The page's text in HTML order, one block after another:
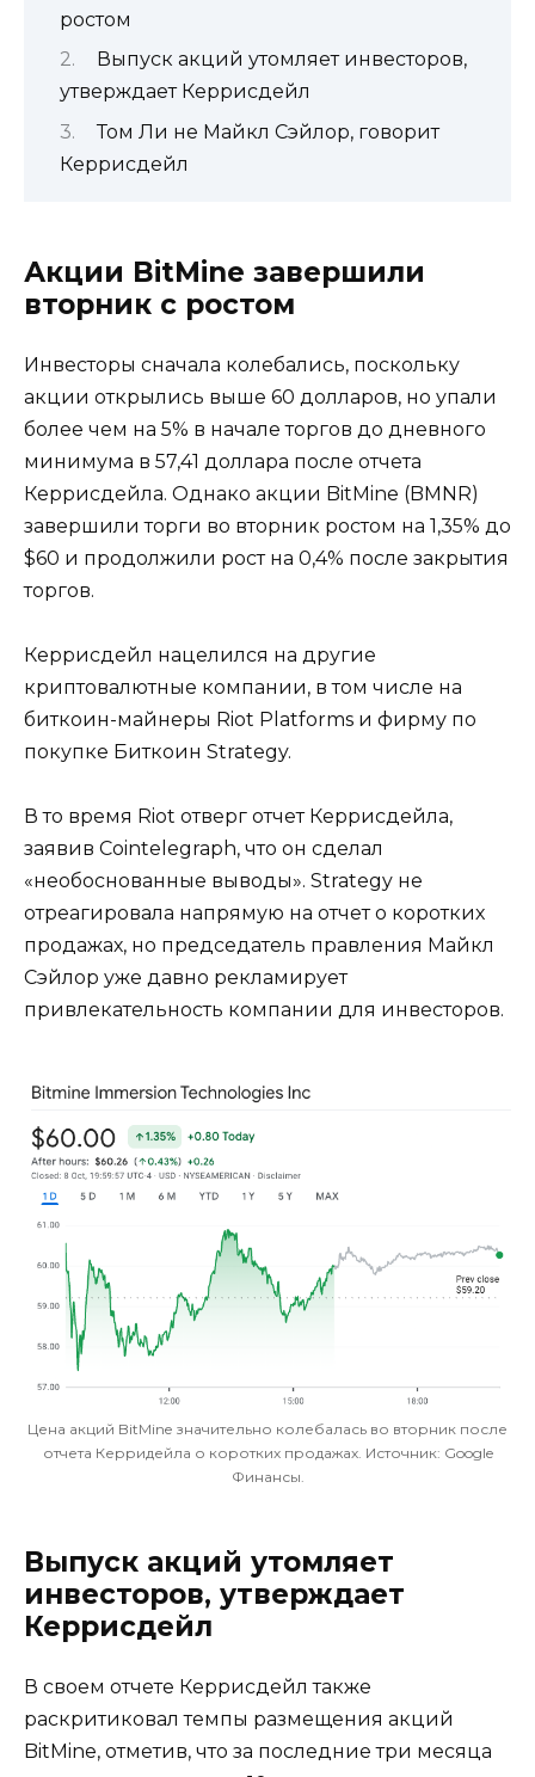
ростом
Выпуск акций утомляет инвесторов,
утверждает Керрисдейл
Том Ли не Майкл Сэйлор, говорит
Керрисдейл
Акции BitMine завершили
вторник с ростом
Инвесторы сначала колебались, поскольку
акции открылись выше 60 долларов, но упали
более чем на 5% в начале торгов до дневного
минимума в 57,41 доллара после отчета
Керрисдейла. Однако акции BitMine (BMNR)
завершили торги во вторник ростом на 1,35% до
$60 и продолжили рост на 0,4% после закрытия
торгов.
Керрисдейл нацелился на другие
криптовалютные компании, в том числе на
биткоин-майнеры Riot Platforms и фирму по
покупке Биткоин Strategy.
В то время Riot отверг отчет Керрисдейла,
заявив Cointelegraph, что он сделал
«необоснованные выводы». Strategy не
отреагировала напрямую на отчет о коротких
продажах, но председатель правления Майкл
Сэйлор уже давно рекламирует
привлекательность компании для инвесторов.
Цена акций BitMine значительно колебалась во вторник после
отчета Керридейла о коротких продажах. Источник: Google
Финансы.
Выпуск акций утомляет
инвесторов, утверждает
Керрисдейл
В своем отчете Керрисдейл также
раскритиковал темпы размещения акций
BitMine, отметив, что за последние три месяца